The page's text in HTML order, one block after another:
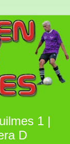
1 |
D